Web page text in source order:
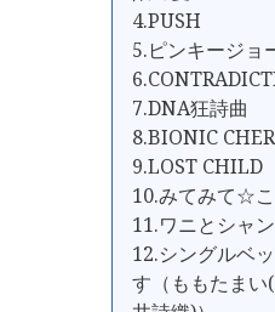
4.PUSH
5.ピンキージョ
7.DNA狂詩曲
8.BIONIC
9.LOST CHILD
10.みてみて☆
11.ワニとシャ
12.シングルベ
す（ももたま